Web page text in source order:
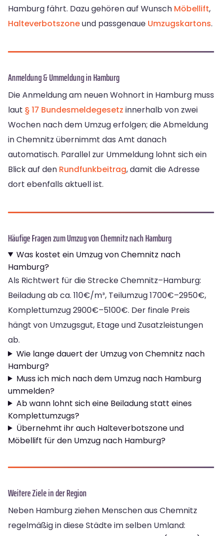
Hamburg fährt. Dazu gehören auf Wunsch Möbellift,
Halteverbotszoneund passgenaue Umzugskartons.
Anmeldung & Ummeldung in Hamburg
Die Anmeldung am neuen Wohnort in Hamburg muss
laut § 17 Bundesmeldegesetz innerhalb von zwei
Wochen nach dem Umzug erfolgen; die Abmeldung
in Chemnitz übernimmt das Amt danach
automatisch. Parallel zur Ummeldung lohnt sich ein
Blick auf den Rundfunkbeitrag, damit die Adresse
dort ebenfalls aktuell ist.
Häufige Fragen zum Umzug von Chemnitz nach Hamburg
Was kostet ein Umzug von Chemnitz nach
Hamburg?
Als Richtwert für die Strecke Chemnitz–Hamburg:
Beiladung ab ca. 110€/m³, Teilumzug 1700€–2950€,
Komplettumzug 2900€–5100€. Der finale Preis
hängt von Umzugsgut, Etage und Zusatzleistungen
ab.
Wie lange dauert der Umzug von Chemnitz nach
Hamburg?
Muss ich mich nach dem Umzug nach Hamburg
ummelden?
Ab wann lohnt sich eine Beiladung statt eines
Komplettumzugs?
Übernehmt ihr auch Halteverbotszone und
Möbellift für den Umzug nach Hamburg?
Weitere Ziele in der Region
Neben Hamburg ziehen Menschen aus Chemnitz
regelmäßig in diese Städte im selben Umland: